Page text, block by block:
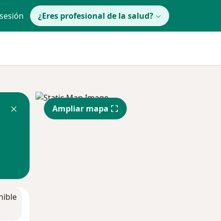
¿Eres profesional de la salud?
Ampliar mapa